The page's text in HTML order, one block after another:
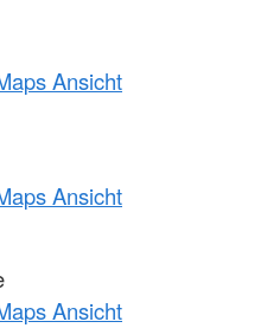
Ansicht
Ansicht
Ansicht